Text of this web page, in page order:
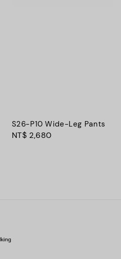
S26-P10 Wide-Leg Pants
Regular
NT$ 2,680